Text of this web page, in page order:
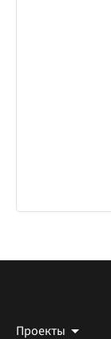
Проекты